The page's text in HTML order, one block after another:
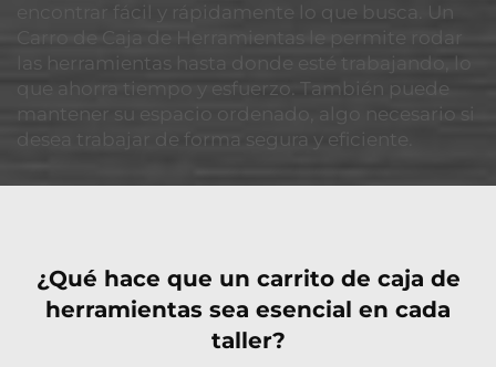
encontrar fácil y rápidamente lo que busca. Un
Carro de Caja de Herramientas le permite rodar
las herramientas hasta donde esté trabajando, lo
que ahorra tiempo y esfuerzo. También puede
mantener su espacio ordenado, algo necesario si
desea trabajar de forma segura y eficiente.
¿Qué hace que un carrito de caja de
herramientas sea esencial en cada
taller?